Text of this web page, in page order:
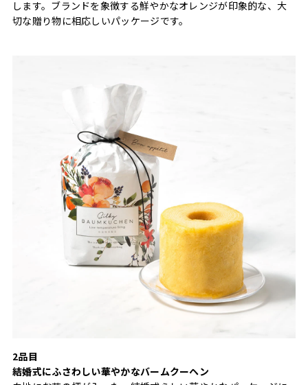
します。ブランドを象徴する鮮やかなオレンジが印象的な、大
切な贈り物に相応しいパッケージです。
2品目
結婚式にふさわしい華やかなバームクーヘン